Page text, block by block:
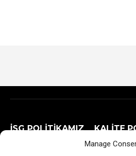
Manage
İSG POLİTİKAMIZ
KALİTE
GİZLİLİK POLİTİKAMIZ